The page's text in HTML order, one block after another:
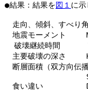
●結果：結果を 図１ に示
走向、傾斜、す
地震モーメント　
破壊継続時間 　　
主要破壊の深さ　
断層面積（双方向
S =
食い違い　　　　